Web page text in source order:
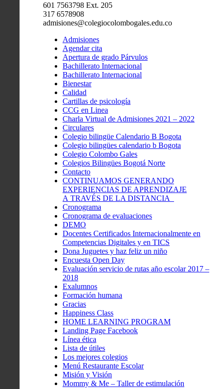
601 7563798 Ext. 205
317 6578908
admisiones@colegiocolombogales.edu.co
Admisiones
Agendar cita
Apertura de grado Párvulos
Bachillerato Internacional
Bachillerato Internacional
Bienestar
Calidad
Cartillas de psicología
CCG en Linea
Charla Virtual de Admisiones 2021 – 2022
Circulares
Colegio bilingüe Calendario B Bogota
Colegio bilingües calendario b Bogota
Colegio Colombo Gales
Colegios Bilingües Bogotá Norte
Contacto
CONTINUAMOS GENERANDO
EXPERIENCIAS DE APRENDIZAJE
A TRAVÉS DE LA DISTANCIA
Cronograma
Cronograma de evaluaciones
DEMO
Docentes Certificados Internacionalmente en
Competencias Digitales y en TICS
Dona Juguetes y haz feliz un niño
Encuesta Open Day
Evaluación servicio de rutas año escolar 2017 –
2018
Exalumnos
Formación humana
Gracias
Happiness Class
HOME LEARNING PROGRAM
Landing Page Facebook
Línea ética
Lista de útiles
Los mejores colegios
Menú Restaurante Escolar
Misión y Visión
Mommy & Me – Taller de estimulación